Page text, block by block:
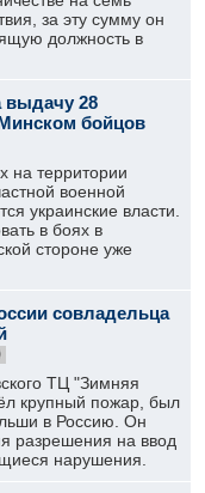
за эту сумму он
должность в
выдачу 28
бойцов
на территории
военной
украинские власти.
в боях в
стороне уже
совладельца
ТЦ "Зимняя
крупный пожар, был
в Россию. Он
разрешения на ввод
нарушения.